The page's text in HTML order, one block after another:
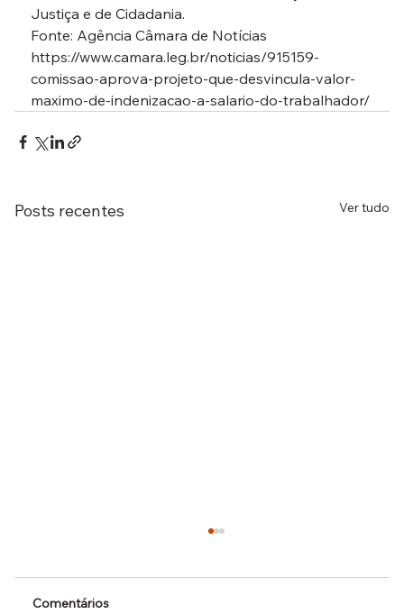
Justiça e de Cidadania.
Fonte: Agência Câmara de Notícias
https://www.camara.leg.br/noticias/915159-
comissao-aprova-projeto-que-desvincula-valor-
maximo-de-indenizacao-a-salario-do-trabalhador/
Posts recentes Ver tudo
Comentários